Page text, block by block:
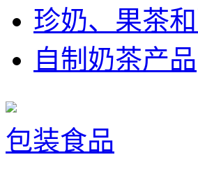
珍奶、果茶
自制奶茶产品
包装食品